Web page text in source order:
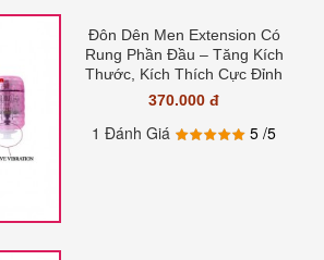
Đôn Dên Men Extension Có
Rung Phần Đầu – Tăng Kích
Thước, Kích Thích Cực Đỉnh
370.000 đ
1 Đánh Giá 5/5